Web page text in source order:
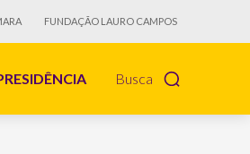
FUNDAÇÃO LAURO CAMPOS
Busca